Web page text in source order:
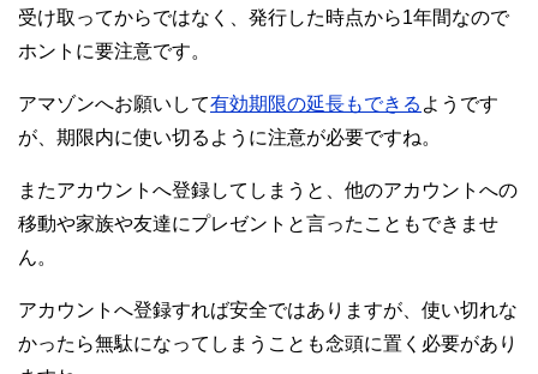
受け取ってからではなく、発行した時点から1年間なので
ホントに要注意です。
アマゾンへお願いして有効期限の延長もできる ようです
が、期限内に使い切るように注意が必要ですね。
またアカウントへ登録してしまうと、他のアカウントへの
移動や家族や友達にプレゼントと言ったこともできませ
ん。
アカウントへ登録すれば安全ではありますが、使い切れな
かったら無駄になってしまうことも念頭に置く必要があり